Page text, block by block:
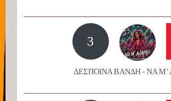
3
ΔΕΣΠΟΙΝΑ ΒΑΝΔΗ - ΝΑ Μ’